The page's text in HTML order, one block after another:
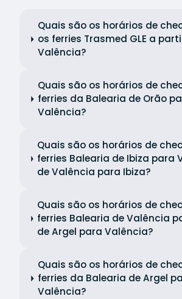
Quais são os horários de
os ferries Trasmed GLE a
Valência?
Quais são os horários de
ferries da Balearia de Orão
Valência?
Quais são os horários de
ferries Balearia de Ibiza para
de Valência para Ibiza?
Quais são os horários de
ferries Balearia de Valência
de Argel para Valência?
Quais são os horários de
ferries da Balearia de Argel
Valência?